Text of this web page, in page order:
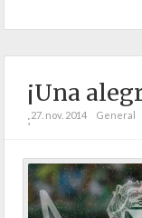
¡Una
;27. nov. 2014 General